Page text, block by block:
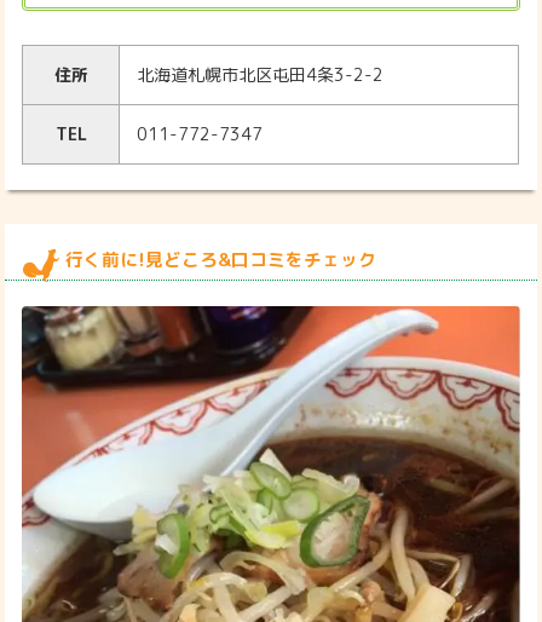
住所 北海道札幌市北区屯田4条3-2-2
TEL 011-772-7347
行く前に!見どころ&口コミをチェック